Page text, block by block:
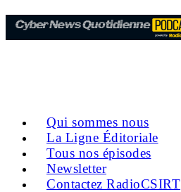
Qui sommes nous
La Ligne Éditoriale
Tous nos épisodes
Newsletter
Contactez RadioCSIRT